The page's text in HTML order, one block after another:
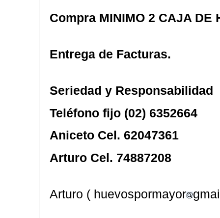
Compra MINIMO 2 CAJA DE
Entrega de Facturas.
Seriedad y Responsabilidad
Teléfono fijo (02) 6352664
Aniceto Cel. 62047361
Arturo Cel. 74887208
Arturo ( huevospormayor